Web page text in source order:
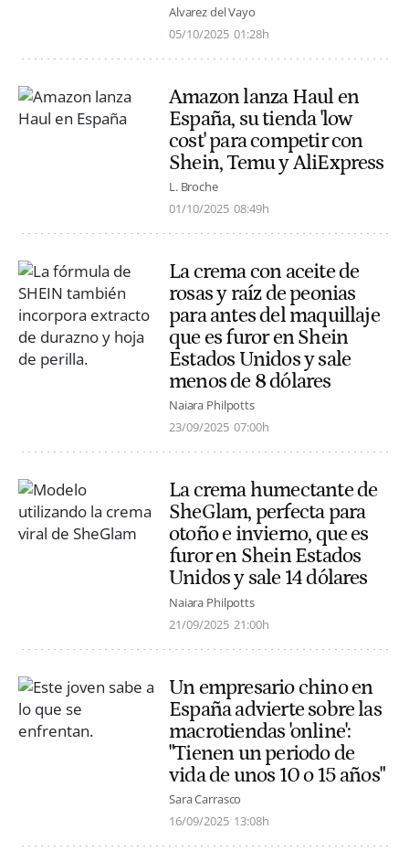
Alvarez del Vayo
05/10/2025 01:28h
Amazon lanza Haul en
España, su tienda 'low
cost' para competir con
Shein, Temu y AliExpress
L. Broche
01/10/2025 08:49h
La crema con aceite de
rosas y raíz de peonias
para antes del maquillaje
que es furor en Shein
Estados Unidos y sale
menos de 8 dólares
Naiara Philpotts
23/09/2025 07:00h
La crema humectante de
SheGlam, perfecta para
otoño e invierno, que es
furor en Shein Estados
Unidos y sale 14 dólares
Naiara Philpotts
21/09/2025 21:00h
Un empresario chino en
España advierte sobre las
macrotiendas 'online':
"Tienen un periodo de
vida de unos 10 o 15 años"
Sara Carrasco
16/09/2025 13:08h